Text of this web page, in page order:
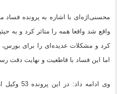
محسنی‌اژه‌ای با اشاره به پرونده
واقع شد واقعا همه را متاثر کرد و به
کرد و مشکلات عدیده‌ای را برای بورس،
اما این فساد با قاطعیت و نهایت دقت
وی ادامه